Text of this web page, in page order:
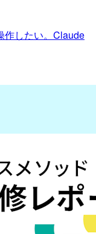
作したい。Claude